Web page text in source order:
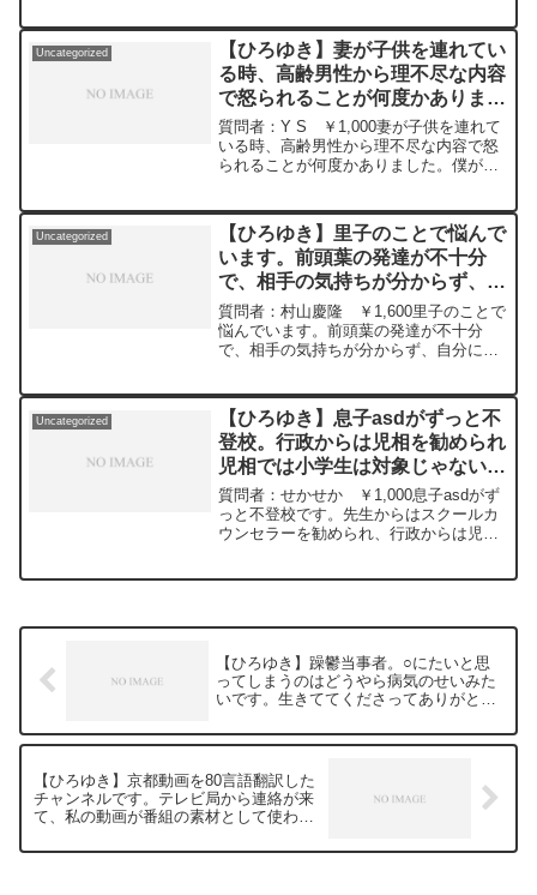
せられた質問について、一問一答形式に
してみました。過去にこんな質問してる
かな？と気になったことがあれば、下記
のサイトから検索してみてください。
https://hiroyuki-ziten.com/できるだけ、
多くの質問を今後も編集し、アップロー
ドしていきますので、使いやすいと感じ
て頂けたら、いいね！やチャンネル登録
りますが、情報を与えているのはジャー
ナリストでは思います。もし記者がいな
くなった場合、今後の社会の情報はどう
なると思いますか？元動画：ロシアの敗
北は無さそうな、、Guillaume Dursusを
呑みながら 2024/02/28 W22
https://www.youtube.com/watch?
v=GK3quBgoXnQ***************************
せられた質問について、一問一答形式に
してみました。過去にこんな質問してる
かな？と気になったことがあれば、下記
のサイトから検索してみてください。
https://hiroyuki-ziten.com/できるだけ、
多くの質問を今後も編集し、アップロー
ドしていきますので、使いやすいと感じ
て頂けたら、いいね！やチャンネル登録
Uncategorized
【ひろゆき】妻が子供を連れてい
る時、高齢男性から理不尽な内容
で怒られることが何度かありまし
た。妻はどのように対処すべきで
しょうか。ー ひろゆき切り抜
き 20240314
質問者：Y S ￥1,000妻が子供を連れて
いる時、高齢男性から理不尽な内容で怒
られることが何度かありました。僕が目
こういう高齢世代の男は（全員ではない
ですが）ろくに子育てもして来ず、子育
ての大変さを知らないのだと思います。
次にこのような老人に遭遇してしまった
時、妻はどのように対処すべきでしょう
か。元動画：知らなくてもクイズを正解
するパターン。CH'TI BLONDEを呑みな
がら 2024/03/14 J21
v=4Qas26IBYfk*****************************
*************ひろゆきさんの動画で、寄せ
られた質問について、一問一答形式にし
てみました。過去にこんな質問してるか
な？と気になったことがあれば、下記の
サイトから検索してみてください。
https://hiroyuki-ziten.com/できるだけ、
多くの質問を今後も編集し、アップロー
Uncategorized
【ひろゆき】里子のことで悩んで
います。前頭葉の発達が不十分
で、相手の気持ちが分からず、自
分にされて嫌なことを相手にして
しまいますー ひろゆき切り抜
き 20240522
質問者：村山慶隆 ￥1,600里子のことで
悩んでいます。前頭葉の発達が不十分
で、相手の気持ちが分からず、自分にさ
ではないこともあり、里子自身も「やっ
てしまう」と、断片的...
Uncategorized
【ひろゆき】息子asdがずっと不
登校。行政からは児相を勧められ
児相では小学生は対象じゃないと
言われ息子の行き場所がない。義
務教育についてどう思います？
ー ひろゆき切り抜き
質問者：せかせか ￥1,000息子asdがず
っと不登校です。先生からはスクールカ
ウンセラーを勧められ、行政からは児相
るも学校は普通の人用のプログラムしか
てどう思いますか？？元動画：能登半島
に最大同時接続✖️40円の寄付をするよ、
その３。Erdingerを呑みながら。
https://www.youtube.com/watch?
***************ひろゆきさんの動画で、寄
せられた質問について、一問一答形式に
してみました。過去にこんな質問してる
【ひろゆき】躁鬱当事者。○にたいと思
ってしまうのはどうやら病気のせいみた
いです。生きててくださってありがとう
20240112
【ひろゆき】京都動画を80言語翻訳した
チャンネルです。テレビ局から連絡が来
て、私の動画が番組の素材として使われ
20240112